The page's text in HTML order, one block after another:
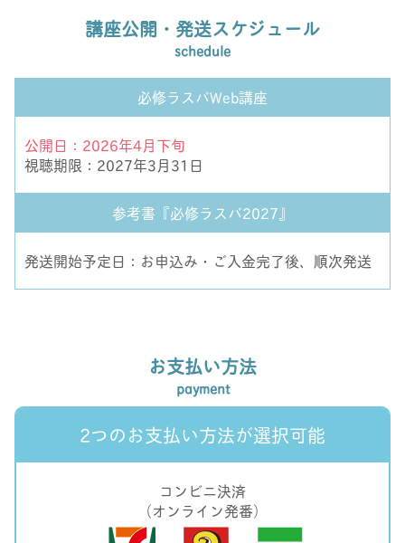
講座公開・発送スケジュール
schedule
必修ラスパWeb講座
公開日：2026年4月下旬
視聴期限：2027年3月31日
参考書『必修ラスパ2027』
発送開始予定日：お申込み・ご入金完了後、順次発送
お支払い方法
payment
2つのお支払い方法が選択可能
コンビニ決済
（オンライン発番）